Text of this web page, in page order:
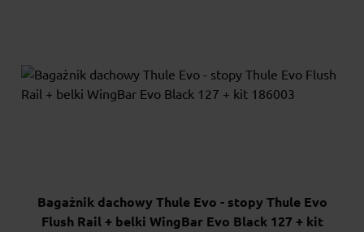
Bagażnik dachowy Thule Evo - stopy Thule Evo
Flush Rail + belki WingBar Evo Black 127 + kit